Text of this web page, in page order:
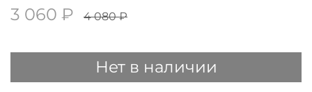
3 060 ₽ 4 080 ₽
Нет в наличии